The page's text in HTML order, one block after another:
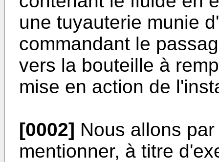
une tuyauterie munie
commandant le
vers la bouteille à
mise en action de
[0002] Nous allons
mentionner, à titre